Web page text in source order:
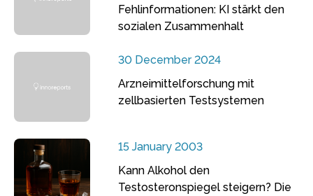
Fehlinformationen: KI stärkt den
sozialen Zusammenhalt
30 December 2024
Arzneimittelforschung mit
zellbasierten Testsystemen
15 January 2003
Kann Alkohol den
Testosteronspiegel steigern? Die